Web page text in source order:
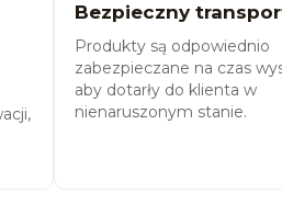
Bezpieczny
Produkty są odpowiednio
zabezpieczane na czas
aby dotarły do klienta w
nienaruszonym stanie.